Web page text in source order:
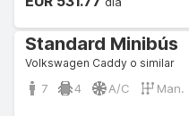
Standard Minibús
Volkswagen Caddy o similar
7 4 A/C Man.